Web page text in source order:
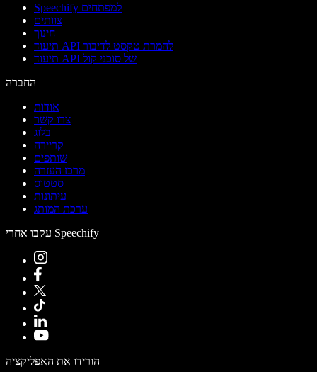
Speechify למפתחים
צוותים
חינוך
תיעוד API להמרת טקסט לדיבור
תיעוד API של סוכני קול
החברה
אודות
צרו קשר
בלוג
קריירה
שותפים
מרכז העזרה
סטטוס
עיתונות
ערכת המותג
עקבו אחרי Speechify
הורידו את האפליקציה